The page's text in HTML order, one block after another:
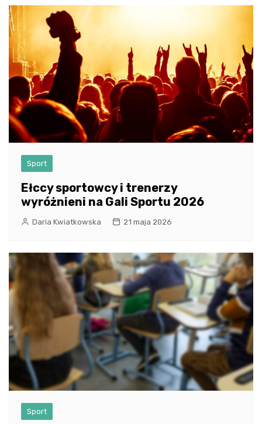
Sport
Ełccy sportowcy i trenerzy
wyróżnieni na Gali Sportu 2026
Daria Kwiatkowska 21 maja 2026
Sport